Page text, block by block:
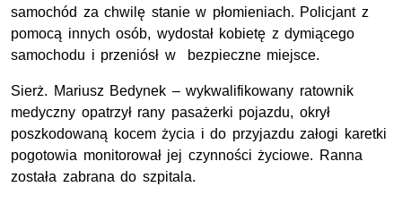
samochód za chwilę stanie w płomieniach. Policjant z
pomocą innych osób, wydostał kobietę z dymiącego
samochodu i przeniósł w bezpieczne miejsce.
Sierż. Mariusz Bedynek – wykwalifikowany ratownik
medyczny opatrzył rany pasażerki pojazdu, okrył
poszkodowaną kocem życia i do przyjazdu załogi karetki
pogotowia monitorował jej czynności życiowe. Ranna
została zabrana do szpitala.